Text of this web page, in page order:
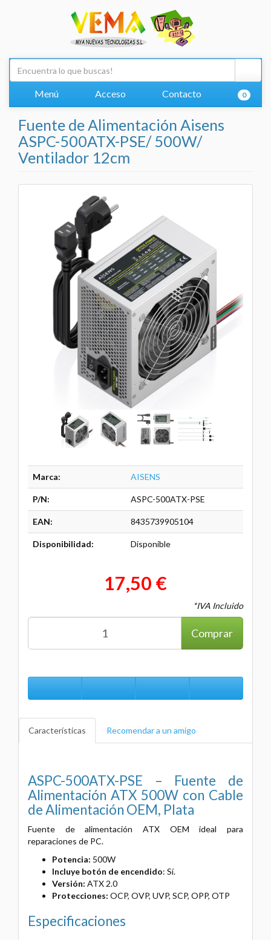
Menú Acceso Contacto 0
Fuente de Alimentación Aisens
ASPC-500ATX-PSE/ 500W/
Ventilador 12cm
Marca: AISENS
P/N: ASPC-500ATX-PSE
EAN: 8435739905104
Disponibilidad: Disponible
17,50 €
*IVA Incluido
Comprar
Características Recomendar a un amigo
ASPC-500ATX-PSE – Fuente de
Alimentación ATX 500W con Cable
de Alimentación OEM, Plata
Fuente de alimentación ATX OEM ideal para
reparaciones de PC.
Potencia: 500W
Incluye botón de encendido: Sí.
Versión: ATX 2.0
Protecciones: OCP, OVP, UVP, SCP, OPP, OTP
Especificaciones